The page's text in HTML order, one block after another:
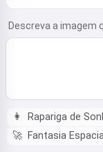
Descreva a imagem
👩 Rapariga de
🚀 Fantasia